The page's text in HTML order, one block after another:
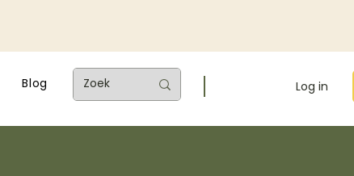
Blog Log in